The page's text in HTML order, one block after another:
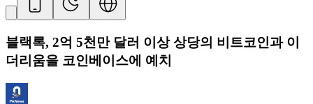
블랙록, 2억 5천만 달러 이상 상당의 비트코인과 이
더리움을 코인베이스에 예치